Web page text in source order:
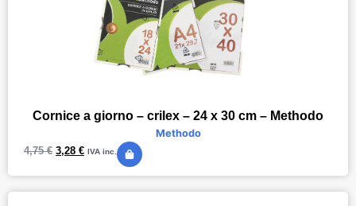
Cornice a giorno – crilex – 24 x 30 cm – Methodo
Methodo
4,75€ 3,28 € IVA inc.